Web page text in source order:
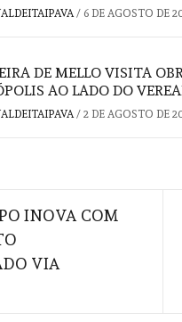
/ 6 DE AGOSTO DE
DE MELLO VISITA
AO LADO DO
/ 2 DE AGOSTO DE
INOVA COM
VIA